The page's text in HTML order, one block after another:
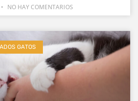
NO HAY COMENTARIOS
GATOS